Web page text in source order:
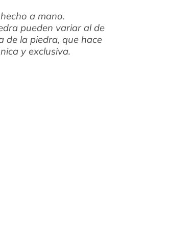
a mano.
pueden variar al de
de la piedra, que hace
y exclusiva.